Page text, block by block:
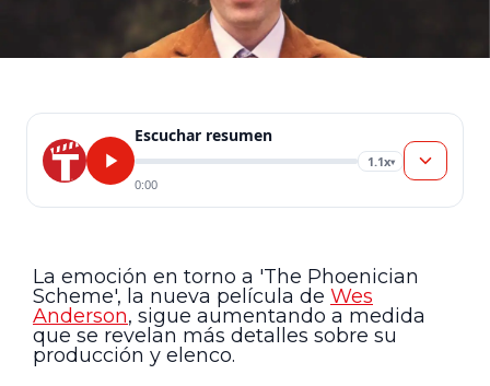
Escuchar resumen
1.1x▾
0:00
La emoción en torno a 'The Phoenician
Scheme', la nueva película de Wes
Anderson, sigue aumentando a medida
que se revelan más detalles sobre su
producción y elenco.